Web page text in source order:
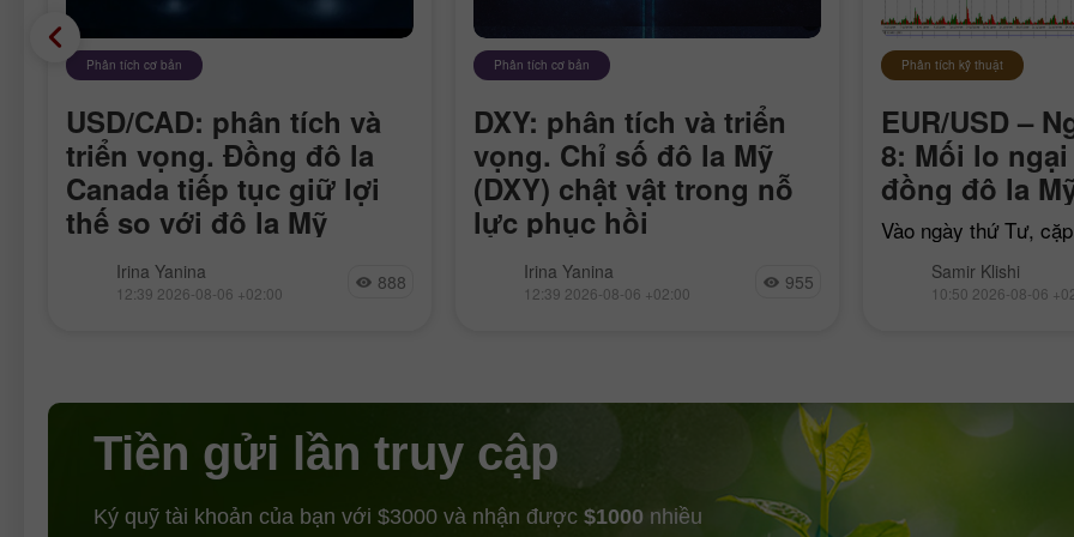
Phân tích cơ bản
USD/CAD: phân tích và
triển vọng. Đồng đô la
Canada tiếp tục giữ lợi
thế so với đô la Mỹ
Cặp USD/CAD đang giao dịch giảm
vào thứ Năm, với phe bán nhắm tới
Irina Yanina
12:39 2026-08-06 +02:00 888
Phân tích cơ bản
DXY: phân tích và triển
vọng. Chỉ số đô la Mỹ
(DXY) chật vật trong nỗ
lực phục hồi
DXY vẫn trong trạng thái phòng thủ
trong bối cảnh gia tăng kỳ vọng về một
Irina Yanina
12:39 2026-08-06 +02:00 955
Phân tích kỹ thuật
EUR/USD –
8: Mối lo
đồng đô la
Vào ngày thứ Tư,
trở lại mức thoái lui
tại 1,1551. Nếu bật
Samir Klishi
10:50 2026-08-06
Tiền gửi lần truy cập
Ký quỹ tài khoản của bạn với $3000 và nhận được $1000 nhiều